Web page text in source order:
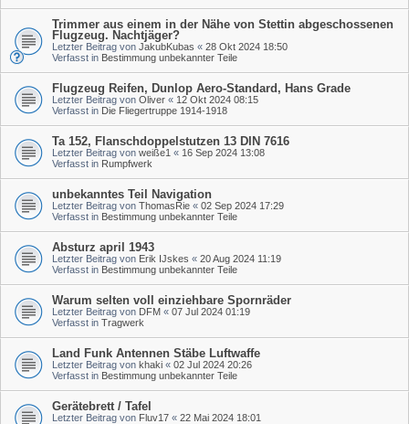
Trimmer aus einem in der Nähe von Stettin abgeschossenen
Flugzeug. Nachtjäger?
Letzter Beitrag von JakubKubas « 28 Okt 2024 18:50
Verfasst in Bestimmung unbekannter Teile
Flugzeug Reifen, Dunlop Aero-Standard, Hans Grade
Letzter Beitrag von Oliver « 12 Okt 2024 08:15
Verfasst in Die Fliegertruppe 1914-1918
Ta 152, Flanschdoppelstutzen 13 DIN 7616
Letzter Beitrag von weiße1 « 16 Sep 2024 13:08
Verfasst in Rumpfwerk
unbekanntes Teil Navigation
Letzter Beitrag von ThomasRie « 02 Sep 2024 17:29
Verfasst in Bestimmung unbekannter Teile
Absturz april 1943
Letzter Beitrag von Erik IJskes « 20 Aug 2024 11:19
Verfasst in Bestimmung unbekannter Teile
Warum selten voll einziehbare Spornräder
Letzter Beitrag von DFM « 07 Jul 2024 01:19
Verfasst in Tragwerk
Land Funk Antennen Stäbe Luftwaffe
Letzter Beitrag von khaki « 02 Jul 2024 20:26
Verfasst in Bestimmung unbekannter Teile
Gerätebrett / Tafel
Letzter Beitrag von Fluv17 « 22 Mai 2024 18:01